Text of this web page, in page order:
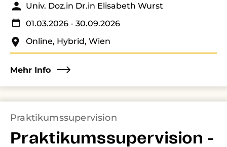
Univ. Doz.in Dr.in Elisabeth Wurst
01.03.2026 - 30.09.2026
Online, Hybrid, Wien
Mehr Info
Praktikumssupervision
Praktikumssupervision -